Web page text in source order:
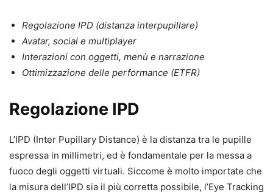
Regolazione IPD (distanza interpupillare)
Avatar, social e multiplayer
Interazioni con oggetti, menù e narrazione
Ottimizzazione delle performance (ETFR)
Regolazione IPD
L’IPD (Inter Pupillary Distance) è la distanza tra le pupille
espressa in millimetri, ed è fondamentale per la messa a
fuoco degli oggetti virtuali. Siccome è molto importate che
la misura dell’IPD sia il più corretta possibile, l’Eye Tracking